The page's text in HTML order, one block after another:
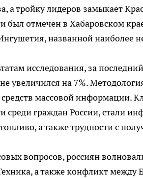
а тройку лидеров замыкает
был отмечен в Хабаровском
названной наиболее
исследования, за
увеличился на 7%.
массовой информации.
среди граждан России, стали
а также трудности с
вопросов, россиян
а также конфликт